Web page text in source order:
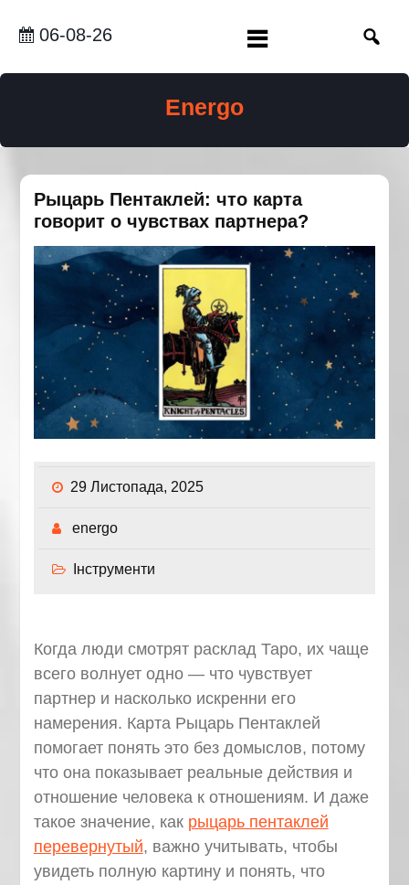
06-08-26
Energo
Рыцарь Пентаклей: что карта
говорит о чувствах партнера?
29 Листопада, 2025
energo
Інструменти
Когда люди смотрят расклад Таро, их чаще
всего волнует одно — что чувствует
партнер и насколько искренни его
намерения. Карта Рыцарь Пентаклей
помогает понять это без домыслов, потому
что она показывает реальные действия и
отношение человека к отношениям. И даже
такое значение, как рыцарь пентаклей
перевернутый, важно учитывать, чтобы
увидеть полную картину и понять, что